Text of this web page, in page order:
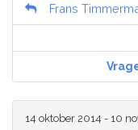
Frans
14 oktober 2014 - 10